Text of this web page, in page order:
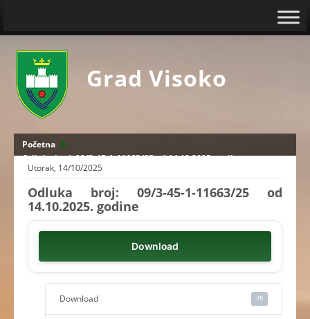
Grad Visoko
Početna
Odluka broj: 09/3-45-1-11663/25 od 14.10.2025. godine
Utorak, 14/10/2025
Odluka broj: 09/3-45-1-11663/25 od
14.10.2025. godine
Download
Download 78